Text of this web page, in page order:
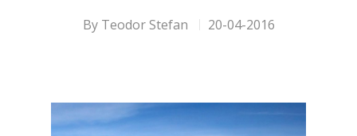
By Teodor Stefan 20-04-2016